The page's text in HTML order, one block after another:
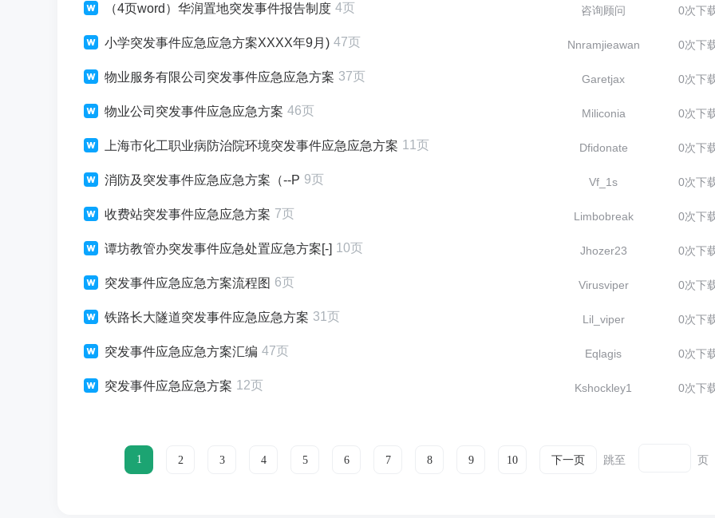
（4页word）华润置地突发事件报告制度 4页 咨询顾问 0次下
小学突发事件应急应急方案XXXX年9月) 47页 Nnramjieawan 0次下
物业服务有限公司突发事件应急应急方案 37页 Garetjax 0次下
物业公司突发事件应急应急方案 46页 Miliconia 0次下
上海市化工职业病防治院环境突发事件应急应急方案 11页 Dfidonate 0次下
消防及突发事件应急应急方案（--P 9页 Vf_1s 0次下
收费站突发事件应急应急方案 7页 Limbobreak 0次下
谭坊教管办突发事件应急处置应急方案[-] 10页 Jhozer23 0次下
突发事件应急应急方案流程图 6页 Virusviper 0次下
铁路长大隧道突发事件应急应急方案 31页 Lil_viper 0次下
突发事件应急应急方案汇编 47页 Eqlagis 0次下
突发事件应急应急方案 12页 Kshockley1 0次下
1 2 3 4 5 6 7 8 9 10 下一页 跳至 页